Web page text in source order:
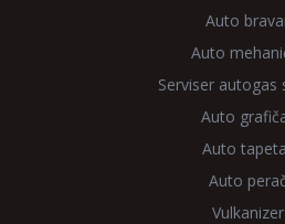
Auto
Auto
Serviser autogas
Auto
Auto
Auto perač
Vulkanizer